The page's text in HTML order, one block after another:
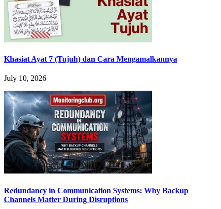
Khasiat Ayat 7 (Tujuh) dan Cara Mengamalkannya
July 10, 2026
Redundancy in Communication Systems: Why Backup
Channels Matter During Disruptions